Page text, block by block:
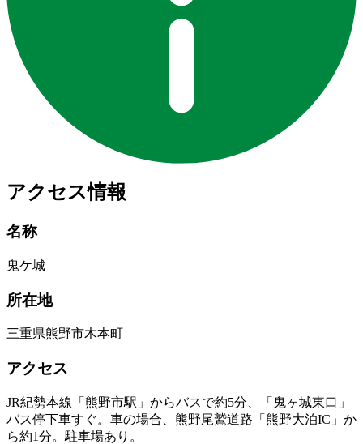
アクセス情報
名称
鬼ケ城
所在地
三重県熊野市木本町
アクセス
JR紀勢本線「熊野市駅」からバスで約5分、「鬼ヶ城東口」
バス停下車すぐ。車の場合、熊野尾鷲道路「熊野大泊IC」か
ら約1分。駐車場あり。